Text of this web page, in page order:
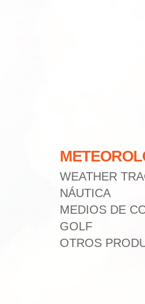
WEATHER
NÁUTICA
MEDIOS DE
GOLF
OTROS